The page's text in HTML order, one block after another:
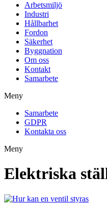
Arbetsmiljö
Industri
Hållbarhet
Fordon
Säkerhet
Byggnation
Om oss
Kontakt
Samarbete
Meny
Samarbete
GDPR
Kontakta oss
Meny
Elektriska